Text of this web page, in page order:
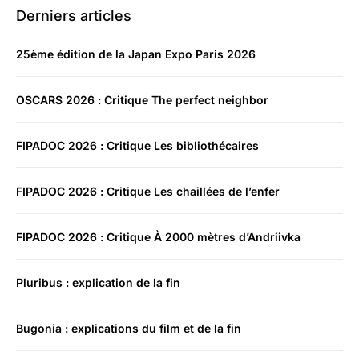
Derniers articles
25ème édition de la Japan Expo Paris 2026
OSCARS 2026 : Critique The perfect neighbor
FIPADOC 2026 : Critique Les bibliothécaires
FIPADOC 2026 : Critique Les chaillées de l’enfer
FIPADOC 2026 : Critique À 2000 mètres d’Andriivka
Pluribus : explication de la fin
Bugonia : explications du film et de la fin